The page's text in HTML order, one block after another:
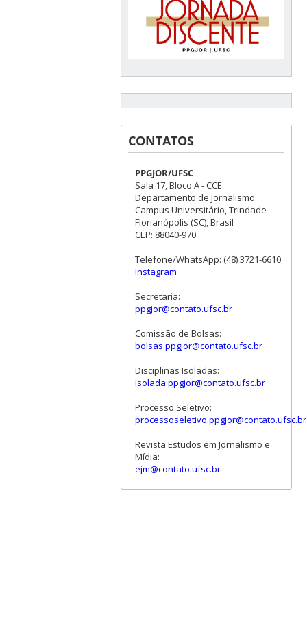
CONTATOS
PPGJOR/UFSC
Sala 17, Bloco A - CCE
Departamento de Jornalismo
Campus Universitário, Trindade
Florianópolis (SC), Brasil
CEP: 88040-970
Telefone/WhatsApp: (48) 3721-6610
Instagram
Secretaria:
ppgjor@contato.ufsc.br
Comissão de Bolsas:
bolsas.ppgjor@contato.ufsc.br
Disciplinas Isoladas:
isolada.ppgjor@contato.ufsc.br
Processo Seletivo:
processoseletivo.ppgjor@contato.ufsc.br
Revista Estudos em Jornalismo e
Mídia:
ejm@contato.ufsc.br